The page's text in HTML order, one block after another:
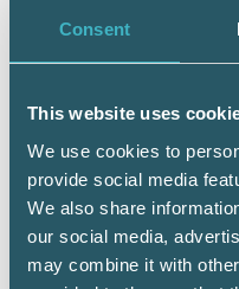
Consent
This website uses
We use cookies to
provide social media
We also share
our social media,
may combine it with
med BankID eller
Mobilt BankID
Personnummer